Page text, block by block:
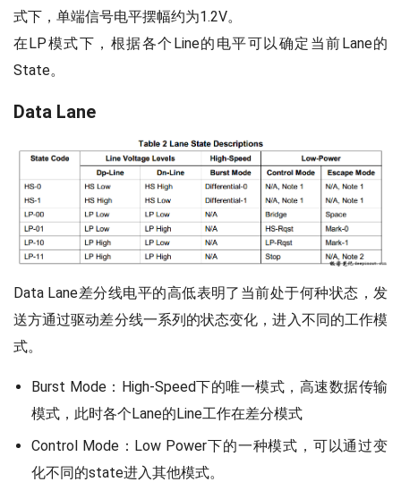
式下，单端信号电平摆幅约为1.2V。
在LP模式下，根据各个Line的电平可以确定当前Lane的
State。
Data Lane
Data Lane差分线电平的高低表明了当前处于何种状态，发
送方通过驱动差分线一系列的状态变化，进入不同的工作模
式。
Burst Mode：High-Speed下的唯一模式，高速数据传输
模式，此时各个Lane的Line工作在差分模式
Control Mode：Low Power下的一种模式，可以通过变
化不同的state进入其他模式。